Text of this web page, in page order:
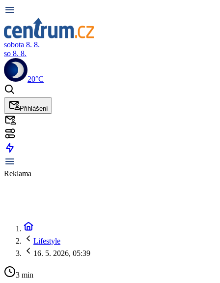
sobota 8. 8.
so 8. 8.
20°C
Přihlášení
Reklama
Lifestyle
16. 5. 2026, 05:39
3 min